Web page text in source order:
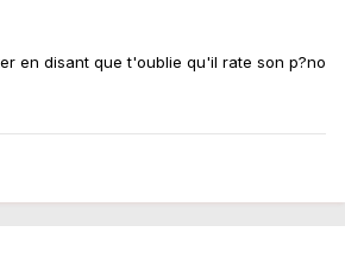
en disant que t'oublie qu'il rate son p?no